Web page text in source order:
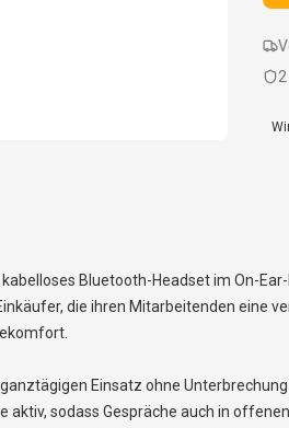
Bluetooth-Headset im On-
die ihren Mitarbeitenden
Einsatz ohne
aktiv, sodass Gespräche auch in